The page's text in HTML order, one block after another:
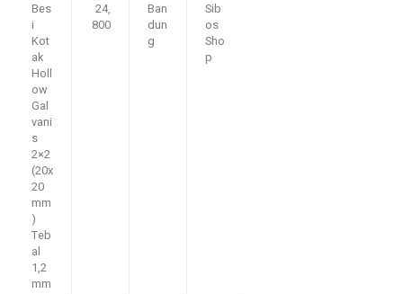
Bes
i
Kot
ak
Holl
ow
Gal
vani
s
2×2
(20x
20
mm
)
Teb
al
1,2
mm
24,
800
Ban
dun
g
Sib
os
Sho
p